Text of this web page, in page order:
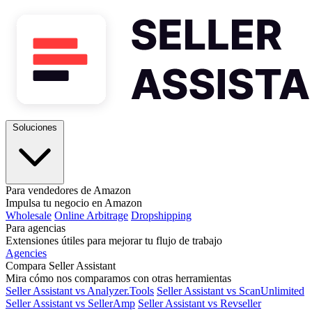
Para vendedores de Amazon
Impulsa tu negocio en Amazon
Wholesale Online Arbitrage Dropshipping
Para agencias
Extensiones útiles para mejorar tu flujo de trabajo
Agencies
Compara Seller Assistant
Mira cómo nos comparamos con otras herramientas
Seller Assistant vs Analyzer.Tools Seller Assistant vs ScanUnlimited
Seller Assistant vs SellerAmp Seller Assistant vs Revseller